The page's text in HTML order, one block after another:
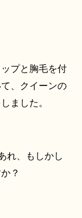
プと胸毛を付
、クイーンの
ました。
れ、もしかし
？